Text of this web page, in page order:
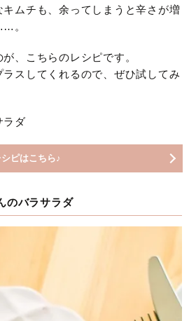
ムチも、余ってしまうと辛さが増
。
、こちらのレシピです。
スしてくれるので、ぜひ試してみ
ダ
シピはこちら♪
のバラサラダ